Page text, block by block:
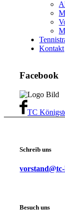
Kontakt
Facebook
TC
Schreib uns
Besuch uns